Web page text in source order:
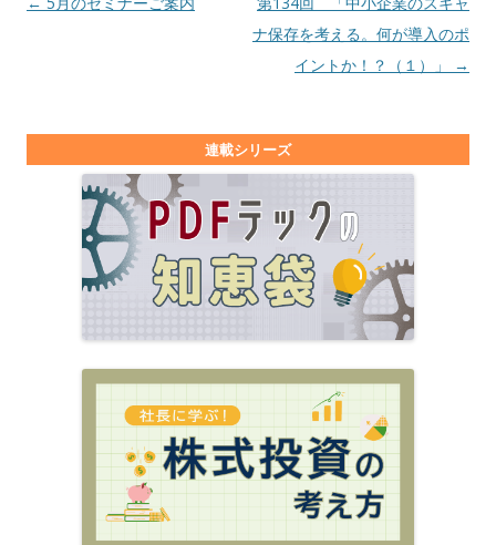
ナ保存を考える。何が導入のポ
イントか！？（１）」
→
連載シリーズ